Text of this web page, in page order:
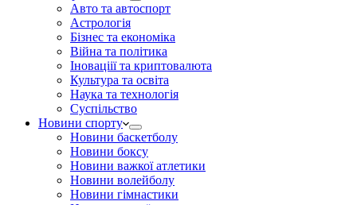
Авто та автоспорт
Астрологія
Бізнес та економіка
Війна та політика
Іноваціії та криптовалюта
Культура та освіта
Наука та технологія
Суспільство
Новини спорту
Новини баскетболу
Новини боксу
Новини важкої атлетики
Новини волейболу
Новини гімнастики